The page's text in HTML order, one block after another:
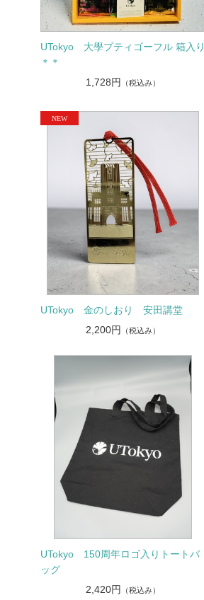
UTokyo 大學プティゴーフル 箱入り
＊＊
1,728円
（税込み）
UTokyo 金のしおり 安田講堂
2,200円
（税込み）
UTokyo 150周年ロゴ入りトートバ
ッグ
2,420円
（税込み）